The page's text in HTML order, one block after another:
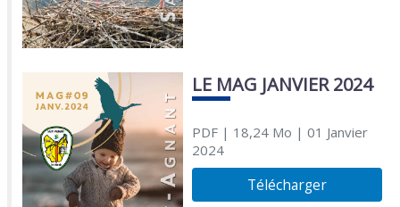
LE MAG JANVIER 2024
PDF| 18,24 Mo | 01 Janvier
2024
Télécharger